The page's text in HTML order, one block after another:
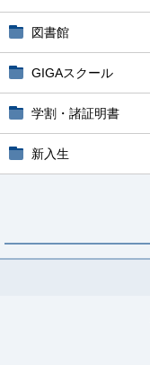
図書館
GIGAスクール
学割・諸証明書
新入生